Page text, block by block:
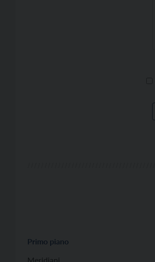
Primo piano
Meridiani